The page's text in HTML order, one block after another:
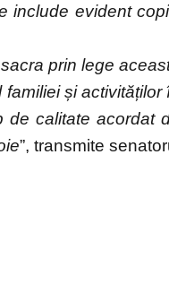
include evident
prin lege
și activităților
de calitate acordat
”, transmite